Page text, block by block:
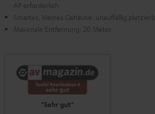
AP erforderlich
Smartes, kleines Gehäuse: unauffällig
Maximale Entfernung: 20 Meter
"Sehr gut"